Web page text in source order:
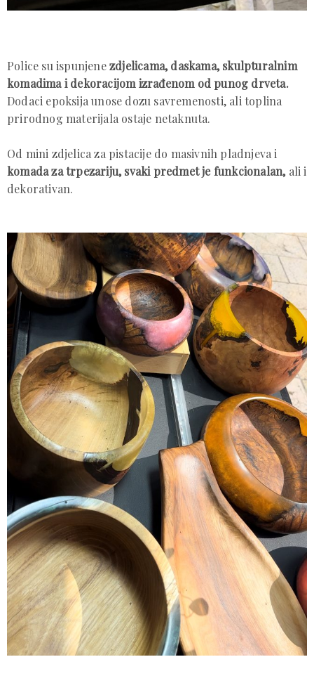
Police su ispunjenezdjelicama, daskama, skulpturalnim
komadima i dekoracijom izrađenom od punog drveta.
Dodaci epoksija unose dozu savremenosti, ali toplina
prirodnog materijala ostaje netaknuta.
Od mini zdjelica za pistacije do masivnih pladnjeva i
komada za trpezariju, svaki predmet je funkcionalan,ali i
dekorativan.